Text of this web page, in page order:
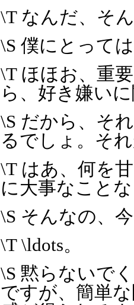
\T なんだ、そ
\S 僕にとって
\T ほほお、重
ら、好き嫌い
\S だから、そ
るでしょ。そ
\T はあ、何を
に大事なこと
\S そんなの、
\T \ldots。
\S 黙らないで
ですが、簡単